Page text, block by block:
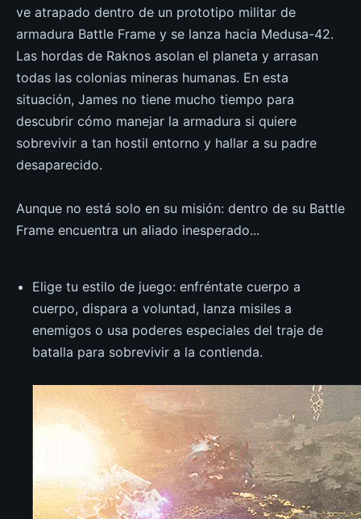
ve atrapado dentro de un prototipo militar de
armadura Battle Frame y se lanza hacia Medusa-42.
Las hordas de Raknos asolan el planeta y arrasan
todas las colonias mineras humanas. En esta
situación, James no tiene mucho tiempo para
descubrir cómo manejar la armadura si quiere
sobrevivir a tan hostil entorno y hallar a su padre
desaparecido.
Aunque no está solo en su misión: dentro de su Battle
Frame encuentra un aliado inesperado...
Elige tu estilo de juego: enfréntate cuerpo a
cuerpo, dispara a voluntad, lanza misiles a
enemigos o usa poderes especiales del traje de
batalla para sobrevivir a la contienda.